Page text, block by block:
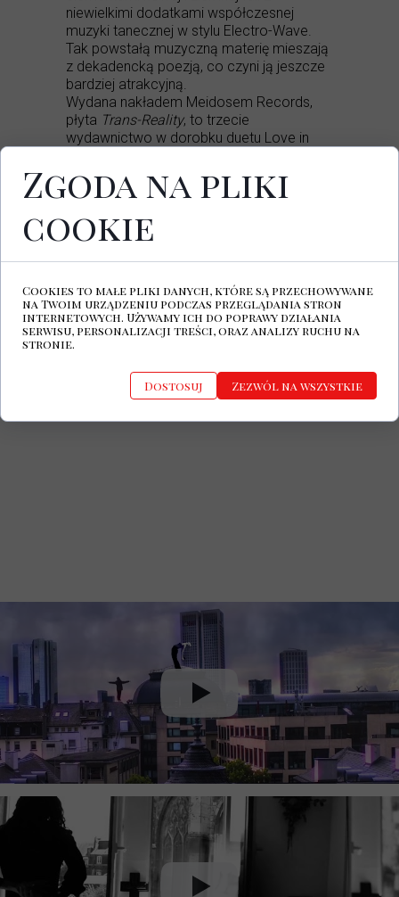
niewielkimi dodatkami współczesnej
muzyki tanecznej w stylu Electro-Wave.
Tak powstałą muzyczną materię mieszają
z dekadencką poezją, co czyni ją jeszcze
bardziej atrakcyjną.
Wydana nakładem Meidosem Records,
płyta Trans-Reality, to trzecie
wydawnictwo w dorobku duetu Love in
Love in Cage Facebook
Zgoda na pliki
cookie
Cookies to małe pliki danych, które są przechowywane
na Twoim urządzeniu podczas przeglądania stron
internetowych. Używamy ich do poprawy działania
serwisu, personalizacji treści, oraz analizy ruchu na
stronie.
Dostosuj Zezwól na wszystkie